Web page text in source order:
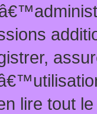
lire tout